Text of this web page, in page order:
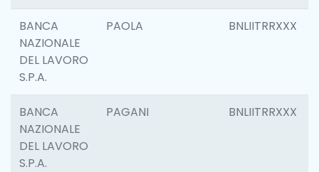
BANCA
NAZIONALE
DEL LAVORO
S.P.A.
PAOLA BNLIITRRXXX
BANCA
NAZIONALE
DEL LAVORO
S.P.A.
PAGANI BNLIITRRXXX